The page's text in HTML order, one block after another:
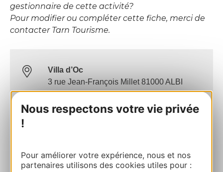
Nous respectons votre vie privée
!
Pour améliorer votre expérience, nous et nos
partenaires utilisons des cookies utiles pour :
gestionnaire de cette activité?
Pour modifier ou compléter cette fiche, merci de
contacter Tarn Tourisme.
Villa d’Oc
3 rue Jean-François Millet 81000 ALBI
Calculez votre itinéraire
E-mail